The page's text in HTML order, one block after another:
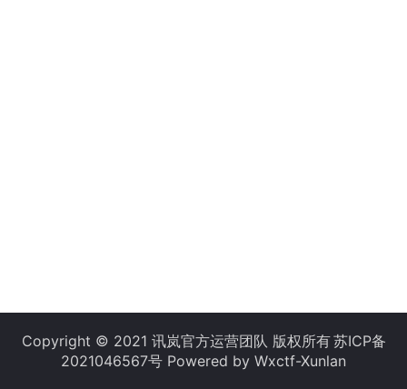
Copyright © 2021 讯岚官方运营团队 版权所有苏ICP备
2021046567号 Powered by Wxctf-Xunlan